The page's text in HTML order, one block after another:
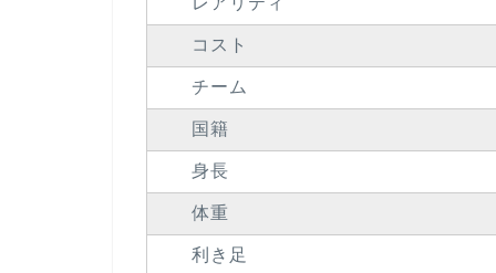
コスト
チーム
国籍
身長
体重
利き足